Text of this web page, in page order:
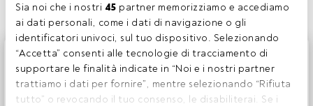
Sia noi che i nostri 45 partner memorizziamo e accediamo
ai dati personali, come i dati di navigazione o gli
identificatori univoci, sul tuo dispositivo. Selezionando
“Accetta” consenti alle tecnologie di tracciamento di
supportare le finalità indicate in “Noi e i nostri partner
trattiamo i dati per fornire”, mentre selezionando “Rifiuta
tutto” o revocando il tuo consenso, le disabiliterai. Se i
Questo è un articolo riservato agli utenti FundsPeople. Se
sei già registrato, accedi tramite il pulsante Login. Se non
hai ancora un account, ti invitiamo a registrarti per scoprire
tutti i contenuti che FundsPeople ha da offrire.